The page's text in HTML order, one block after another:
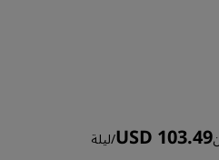
USD 103.49
/ليلة